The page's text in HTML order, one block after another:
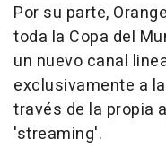
Por su parte,
toda la Copa del
un nuevo canal
exclusivamente a
través de la propia
'streaming'.